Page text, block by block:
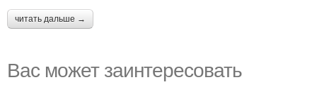
читать дальше →
Вас может заинтересовать